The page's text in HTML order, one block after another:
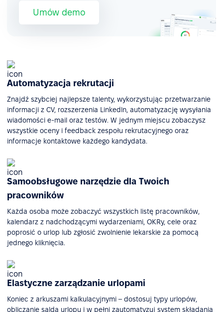
Umów demo
Automatyzacja rekrutacji
Znajdź szybciej najlepsze talenty, wykorzystując przetwarzanie
informacji z CV, rozszerzenia Linkedln, automatyzację wysyłania
wiadomości e-mail oraz testów. W jednym miejscu zobaczysz
wszystkie oceny i feedback zespołu rekrutacyjnego oraz
informacje kontaktowe każdego kandydata.
Samoobsługowe narzędzie dla Twoich
pracowników
Każda osoba może zobaczyć wszystkich listę pracowników,
kalendarz z nadchodzącymi wydarzeniami, OKRy, cele oraz
poprosić o urlop lub zgłosić zwolnienie lekarskie za pomocą
jednego kliknięcia.
Elastyczne zarządzanie urlopami
Koniec z arkuszami kalkulacyjnymi – dostosuj typy urlopów,
obliczanie salda urlopu i w pełni zautomatyzuj system składania